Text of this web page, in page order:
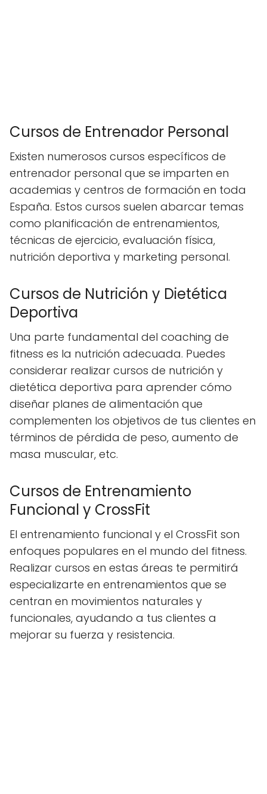
Cursos de Entrenador Personal
Existen numerosos cursos específicos de
entrenador personal que se imparten en
academias y centros de formación en toda
España. Estos cursos suelen abarcar temas
como planificación de entrenamientos,
técnicas de ejercicio, evaluación física,
nutrición deportiva y marketing personal.
Cursos de Nutrición y Dietética
Deportiva
Una parte fundamental del coaching de
fitness es la nutrición adecuada. Puedes
considerar realizar cursos de nutrición y
dietética deportiva para aprender cómo
diseñar planes de alimentación que
complementen los objetivos de tus clientes en
términos de pérdida de peso, aumento de
masa muscular, etc.
Cursos de Entrenamiento
Funcional y CrossFit
El entrenamiento funcional y el CrossFit son
enfoques populares en el mundo del fitness.
Realizar cursos en estas áreas te permitirá
especializarte en entrenamientos que se
centran en movimientos naturales y
funcionales, ayudando a tus clientes a
mejorar su fuerza y resistencia.